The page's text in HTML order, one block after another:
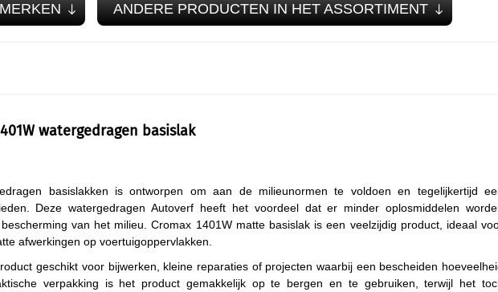
ANDERE PRODUCTEN IN HET ASSORTIMENT
watergedragen basislak
basislakken is ontworpen om aan de milieunormen te voldoen en tegelijkertijd
Deze watergedragen Autoverf heeft het voordeel dat er minder oplosmiddelen
van het milieu. Cromax 1401W matte basislak is een veelzijdig product, ideaal
afwerkingen op voertuigoppervlakken.
geschikt voor bijwerken, kleine reparaties of projecten waarbij een bescheiden
verpakking is het product gemakkelijk op te bergen en te gebruiken, terwijl het